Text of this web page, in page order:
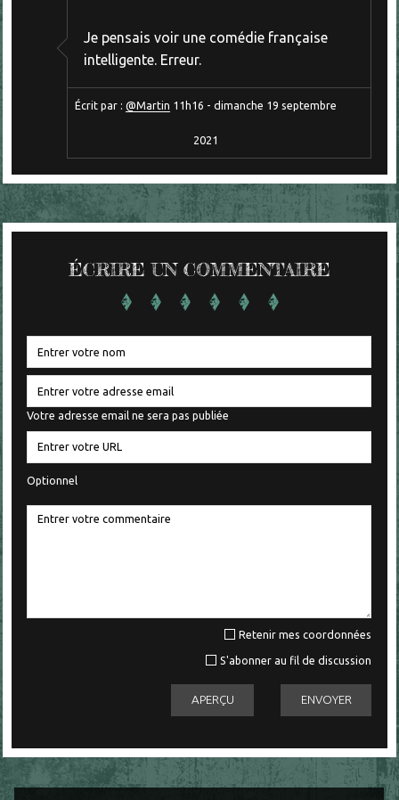
Je pensais voir une comédie française
intelligente. Erreur.
Écrit par : @Martin 11h16 - dimanche 19 septembre
2021
ÉCRIRE UN COMMENTAIRE
Votre adresse email ne sera pas publiée
Optionnel
Retenir mes coordonnées
S'abonner au fil de discussion